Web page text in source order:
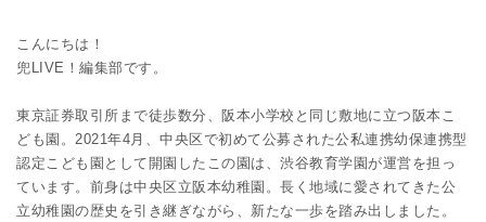
こんにちは！
兜LIVE！編集部です。
東京証券取引所まで徒歩数分、阪本小学校と同じ敷地に立つ阪本こ
ども園。2021年4月、中央区で初めて公募された公私連携幼保連携型
認定こども園として開園したこの園は、渋谷教育学園が運営を担っ
ています。前身は中央区立阪本幼稚園。長く地域に愛されてきた公
立幼稚園の歴史を引き継ぎながら、新たな一歩を踏み出しました。